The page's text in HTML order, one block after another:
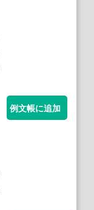
例文帳に追加